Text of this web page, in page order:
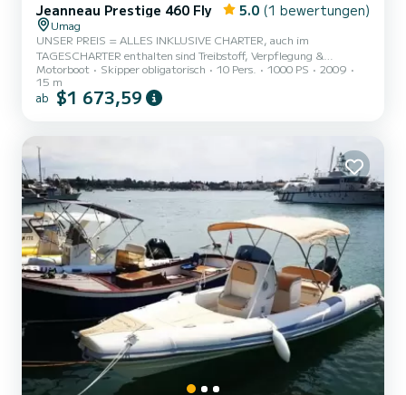
Jeanneau Prestige 460 Fly 5.0 (1 bewertungen)
Umag
UNSER PREIS = ALLES INKLUSIVE CHARTER, auch im
TAGESCHARTER enthalten sind Treibstoff, Verpflegung &
Getränke, SUPs, usw.... => LUXUS-MOTORYACHT mit:
Motorboot Skipper obligatorisch 10 Pers. 1000 PS
2009
15 m
ab $1 673,59